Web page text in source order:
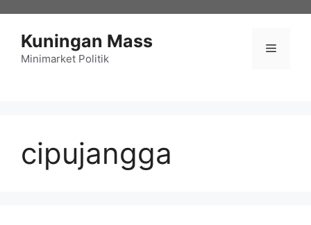
Kuningan Mass
Minimarket Politik
Menu
cipujangga